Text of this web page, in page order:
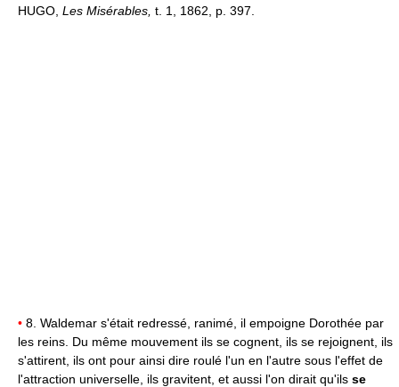
HUGO, Les Misérables, t. 1, 1862, p. 397.
• 8. Waldemar s'était redressé, ranimé, il empoigne Dorothée par
les reins. Du même mouvement ils se cognent, ils se rejoignent, ils
s'attirent, ils ont pour ainsi dire roulé l'un en l'autre sous l'effet de
l'attraction universelle, ils gravitent, et aussi l'on dirait qu'ils se